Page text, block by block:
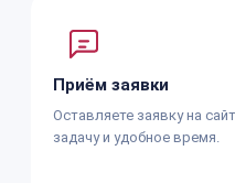
Приём заявки
Оставляете заявку на
задачу и удобное время.